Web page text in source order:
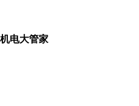
机电大管家